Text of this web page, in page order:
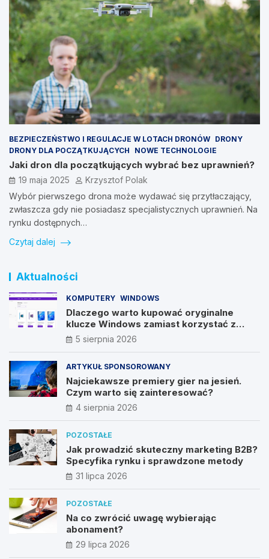
BEZPIECZEŃSTWO I REGULACJE W LOTACH DRONÓW DRONY
DRONY DLA POCZĄTKUJĄCYCH
NOWE TECHNOLOGIE
Jaki dron dla początkujących wybrać bez uprawnień?
19 maja 2025
Krzysztof Polak
Wybór pierwszego drona może wydawać się przytłaczający,
zwłaszcza gdy nie posiadasz specjalistycznych uprawnień. Na
rynku dostępnych…
Czytaj dalej
Aktualności
KOMPUTERY WINDOWS
Dlaczego warto kupować oryginalne
klucze Windows zamiast korzystać z
nieautoryzowanych źródeł?
5 sierpnia 2026
ARTYKUŁ SPONSOROWANY
Najciekawsze premiery gier na jesień.
Czym warto się zainteresować?
4 sierpnia 2026
POZOSTAŁE
Jak prowadzić skuteczny marketing B2B?
Specyfika rynku i sprawdzone metody
31 lipca 2026
POZOSTAŁE
Na co zwrócić uwagę wybierając
abonament?
29 lipca 2026